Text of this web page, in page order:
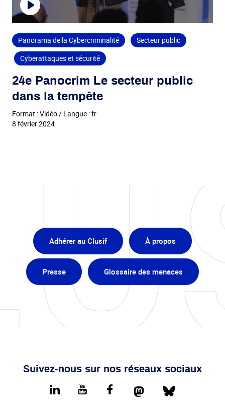
Panorama de la Cybercriminalité
Secteur public
Cyberattaques et sécurité
24e Panocrim Le secteur public
dans la tempête
Format : Vidéo / Langue : fr
8 février 2024
Adhérer au Clusif À propos
Presse Glossaire des menaces
Suivez-nous sur nos réseaux sociaux
LinkedIn youtube FacebookMastodonBluesky